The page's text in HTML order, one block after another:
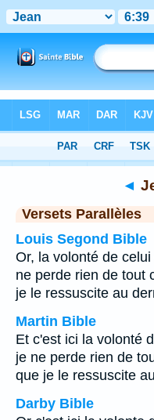
Chapitre 6> Verset 39
◄
Versets Parallèles
Louis Segond Bible
Or, la volonté de
ne perde rien de tout
je le ressuscite au
Martin Bible
Et c'est ici la volonté
je ne perde rien de
que je le ressuscite
Darby Bible